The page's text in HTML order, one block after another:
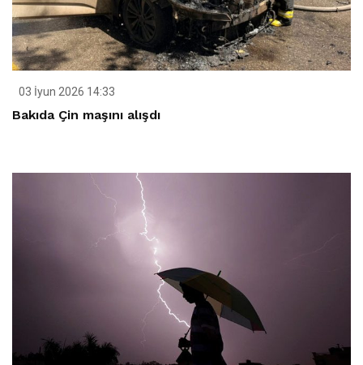
03 İyun 2026 14:33
Bakıda Çin maşını alışdı